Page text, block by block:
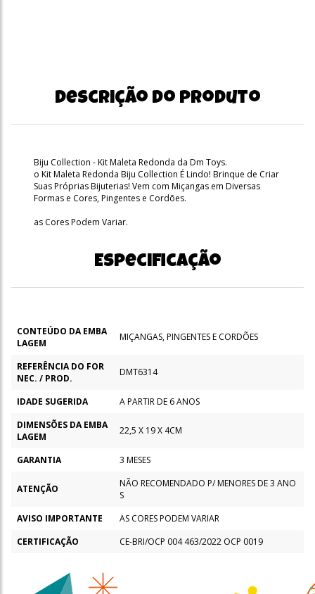
Descrição do produto
Biju Collection - Kit Maleta Redonda da Dm Toys.
o Kit Maleta Redonda Biju Collection É Lindo! Brinque de Criar
Suas Próprias Bijuterias! Vem com Miçangas em Diversas
Formas e Cores, Pingentes e Cordões.
as Cores Podem Variar.
Especificação
CONTEÚDO DA EMBA
LAGEM
MIÇANGAS, PINGENTES E CORDÕES
REFERÊNCIA DO FOR
NEC. / PROD.
DMT6314
IDADE SUGERIDA
A PARTIR DE 6 ANOS
DIMENSÕES DA EMBA
LAGEM
22,5 X 19 X 4CM
GARANTIA 3 MESES
ATENÇÃO
NÃO RECOMENDADO P/ MENORES DE 3 ANO
S
AVISO IMPORTANTE
AS CORES PODEM VARIAR
CERTIFICAÇÃO
CE-BRI/OCP 004 463/2022 OCP 0019